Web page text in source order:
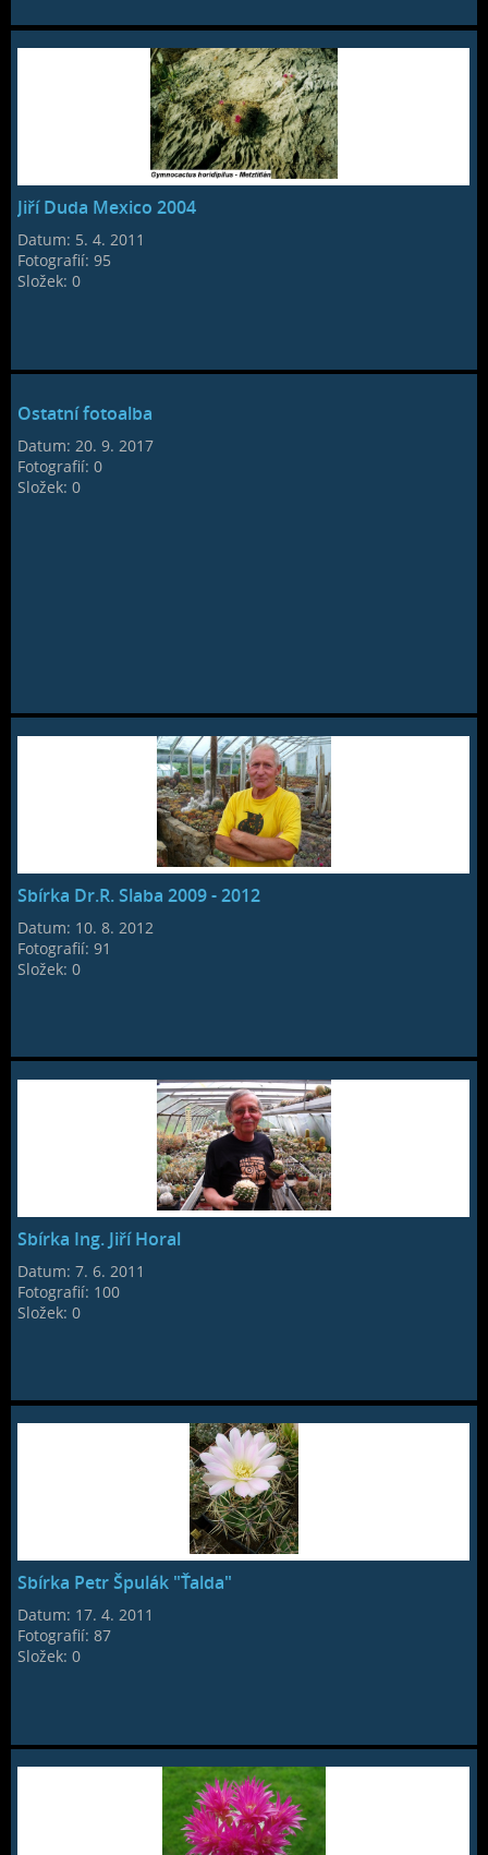
Jiří Duda Mexico 2004
Datum: 5. 4. 2011
Fotografií:95
Složek:0
Ostatní fotoalba
Datum:20. 9. 2017
Fotografií:0
Složek:0
Sbírka Dr.R. Slaba 2009 - 2012
Datum: 10. 8. 2012
Fotografií:91
Složek:0
Sbírka Ing. Jiří Horal
Datum:7. 6. 2011
Fotografií: 100
Složek:0
Sbírka Petr Špulák "Ťalda"
Datum: 17. 4. 2011
Fotografií:87
Složek:0